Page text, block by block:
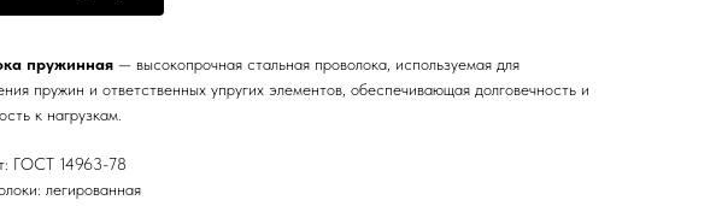
пружинная — высокопрочная стальная проволока, используемая для
пружин и ответственных упругих элементов, обеспечивающая долговечность и
к нагрузкам.
ГОСТ 14963-78
легированная